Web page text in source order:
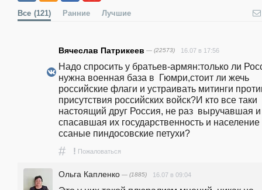
Все (121) Ранние Лучшие
Вячеслав Патрикеев — (22573) 16.07 в 17:56
Надо спросить у братьев-армян:только ли
нужна военная база в  Гюмри,стоит ли жечь
российские флаги и устраивать митинги
присутствия российских войск?И кто все таки
настоящий друг Россия, не раз  выручавшая и
спасавшая их государственность и
ссаные пиндосовские петухи?
# ! Пожаловаться
Ольга Капленко — (1885) 16.07 в 09:04